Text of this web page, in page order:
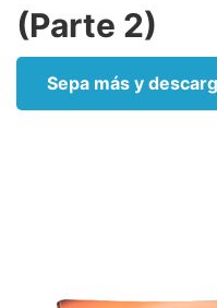
(Parte 2)
Sepa más y